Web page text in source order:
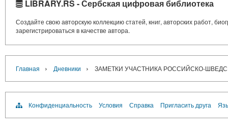
LIBRARY.RS - Сербская цифровая библиотека
Создайте свою авторскую коллекцию статей, книг, авторских работ,
зарегистрироваться в качестве автора.
Главная › Дневники › ЗАМЕТКИ УЧАСТНИКА РОССИЙСКО-
Конфиденциальность Условия Справка Пригласить друга